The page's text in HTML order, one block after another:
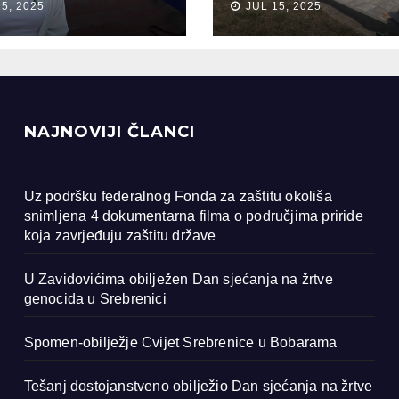
u
2025 JUL 15, 2025
NAJNOVIJI ČLANCI
Uz podršku federalnog Fonda za zaštitu okoliša
snimljena 4 dokumentarna filma o područjima priride
koja zavrjeđuju zaštitu države
U Zavidovićima obilježen Dan sjećanja na žrtve
genocida u Srebrenici
Spomen-obilježje Cvijet Srebrenice u Bobarama
Tešanj dostojanstveno obilježio Dan sjećanja na žrtve